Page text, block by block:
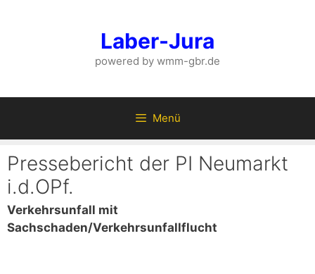
Laber-Jura
powered by wmm-gbr.de
Menü
Pressebericht der PI Neumarkt
i.d.OPf.
Verkehrsunfall mit
Sachschaden/Verkehrsunfallflucht